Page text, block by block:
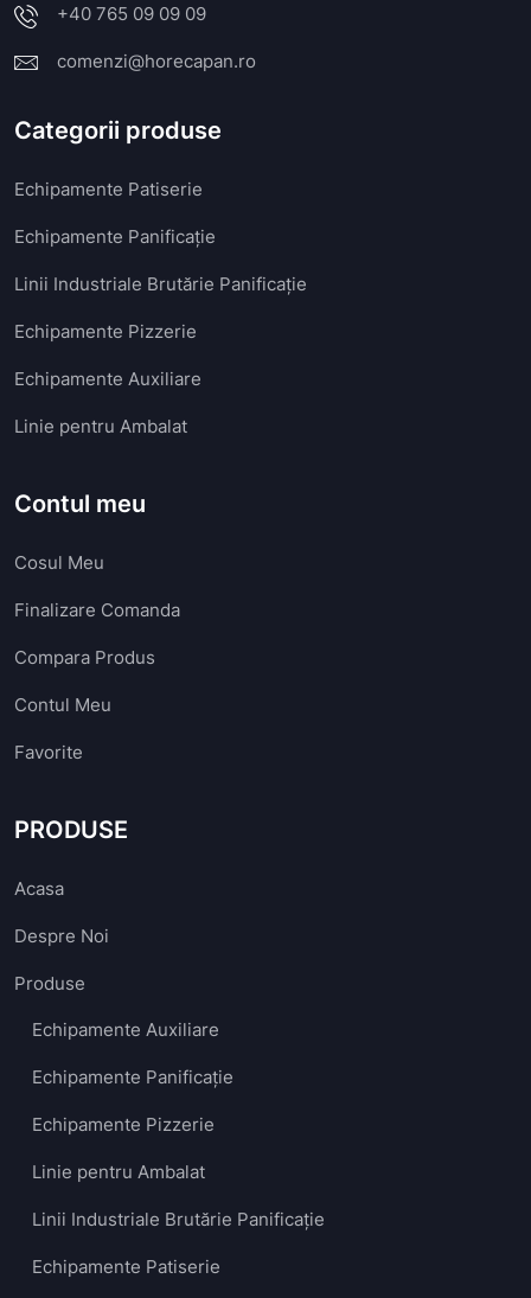
+40 765 09 09 09
comenzi@horecapan.ro
Categorii produse
Echipamente Patiserie
Echipamente Panificație
Linii Industriale Brutărie Panificație
Echipamente Pizzerie
Echipamente Auxiliare
Linie pentru Ambalat
Contul meu
Cosul Meu
Finalizare Comanda
Compara Produs
Contul Meu
Favorite
PRODUSE
Acasa
Despre Noi
Produse
Echipamente Auxiliare
Echipamente Panificație
Echipamente Pizzerie
Linie pentru Ambalat
Linii Industriale Brutărie Panificație
Echipamente Patiserie